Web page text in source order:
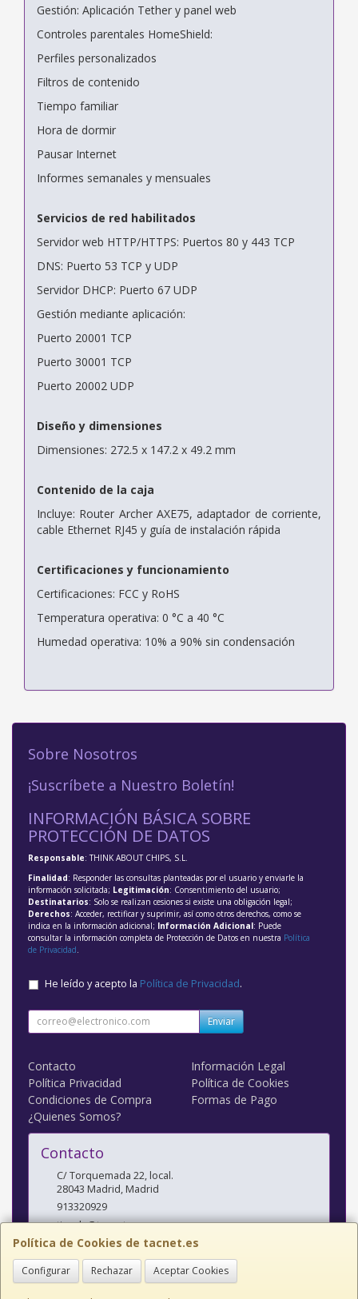
Gestión: Aplicación Tether y panel web
Controles parentales HomeShield:
Perfiles personalizados
Filtros de contenido
Tiempo familiar
Hora de dormir
Pausar Internet
Informes semanales y mensuales
Servicios de red habilitados
Servidor web HTTP/HTTPS: Puertos 80 y 443 TCP
DNS: Puerto 53 TCP y UDP
Servidor DHCP: Puerto 67 UDP
Gestión mediante aplicación:
Puerto 20001 TCP
Puerto 30001 TCP
Puerto 20002 UDP
Diseño y dimensiones
Dimensiones: 272.5 x 147.2 x 49.2 mm
Contenido de la caja
Incluye: Router Archer AXE75, adaptador de corriente,
cable Ethernet RJ45 y guía de instalación rápida
Certificaciones y funcionamiento
Certificaciones: FCC y RoHS
Temperatura operativa: 0 °C a 40 °C
Humedad operativa: 10% a 90% sin condensación
Política de Cookies de tacnet.es
Configurar Rechazar Aceptar Cookies
Sobre Nosotros
¡Suscríbete a Nuestro Boletín!
INFORMACIÓN BÁSICA SOBRE
PROTECCIÓN DE DATOS
Responsable: THINK ABOUT CHIPS, S.L.
Finalidad: Responder las consultas planteadas por el usuario y enviarle la
información solicitada; Legitimación: Consentimiento del usuario;
Destinatarios: Solo se realizan cesiones si existe una obligación legal;
Derechos: Acceder, rectificar y suprimir, así como otros derechos, como se
indica en la información adicional; Información Adicional: Puede
consultar la información completa de Protección de Datos en nuestra Política
de Privacidad
He leído y acepto la Política de Privacidad.
Enviar
Contacto
Información Legal
Política Privacidad
Política de Cookies
Condiciones de Compra
Formas de Pago
¿Quienes Somos?
Contacto
C/ Torquemada 22, local.
28043 Madrid,Madrid
913320929
tienda@tacnet.es
Horario